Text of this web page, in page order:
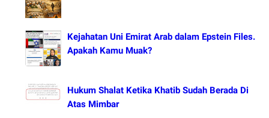
Kejahatan Uni Emirat Arab dalam Epstein Files.
Apakah Kamu Muak?
Hukum Shalat Ketika Khatib Sudah Berada Di
Atas Mimbar